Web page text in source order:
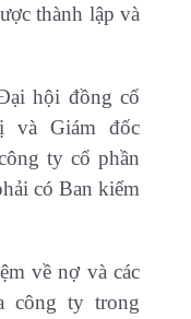
thành lập và
hội đồng cổ
và Giám đốc
ty cổ phần
có Ban kiểm
về nợ và các
công ty trong